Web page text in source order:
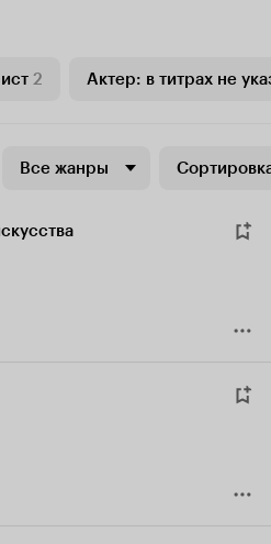
2 Актер: в титрах не
Все жанры